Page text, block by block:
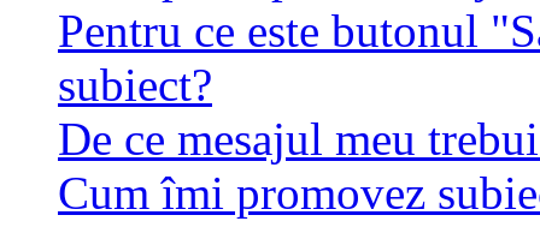
Pentru ce este butonul
subiect?
De ce mesajul meu
Cum îmi promovez